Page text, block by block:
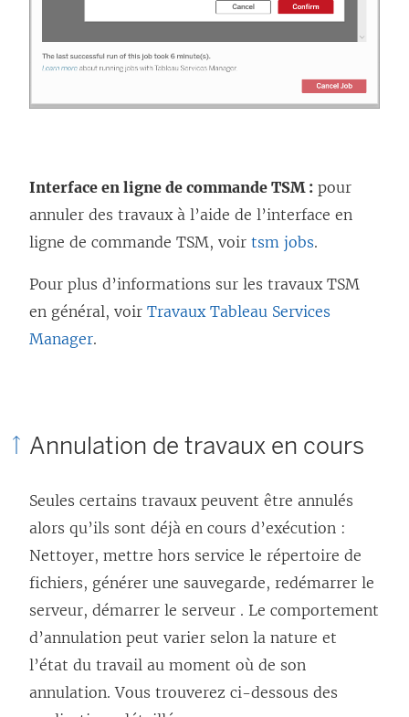
Interface en ligne de commande TSM : pour
annuler des travaux à l’aide de l’interface en
ligne de commande TSM, voir tsm jobs.
Pour plus d’informations sur les travaux TSM
en général, voir Travaux Tableau Services
Manager.
Annulation de travaux en cours
Seules certains travaux peuvent être annulés
alors qu’ils sont déjà en cours d’exécution :
Nettoyer, mettre hors service le répertoire de
fichiers, générer une sauvegarde, redémarrer le
serveur, démarrer le serveur . Le comportement
d’annulation peut varier selon la nature et
l’état du travail au moment où de son
annulation. Vous trouverez ci-dessous des